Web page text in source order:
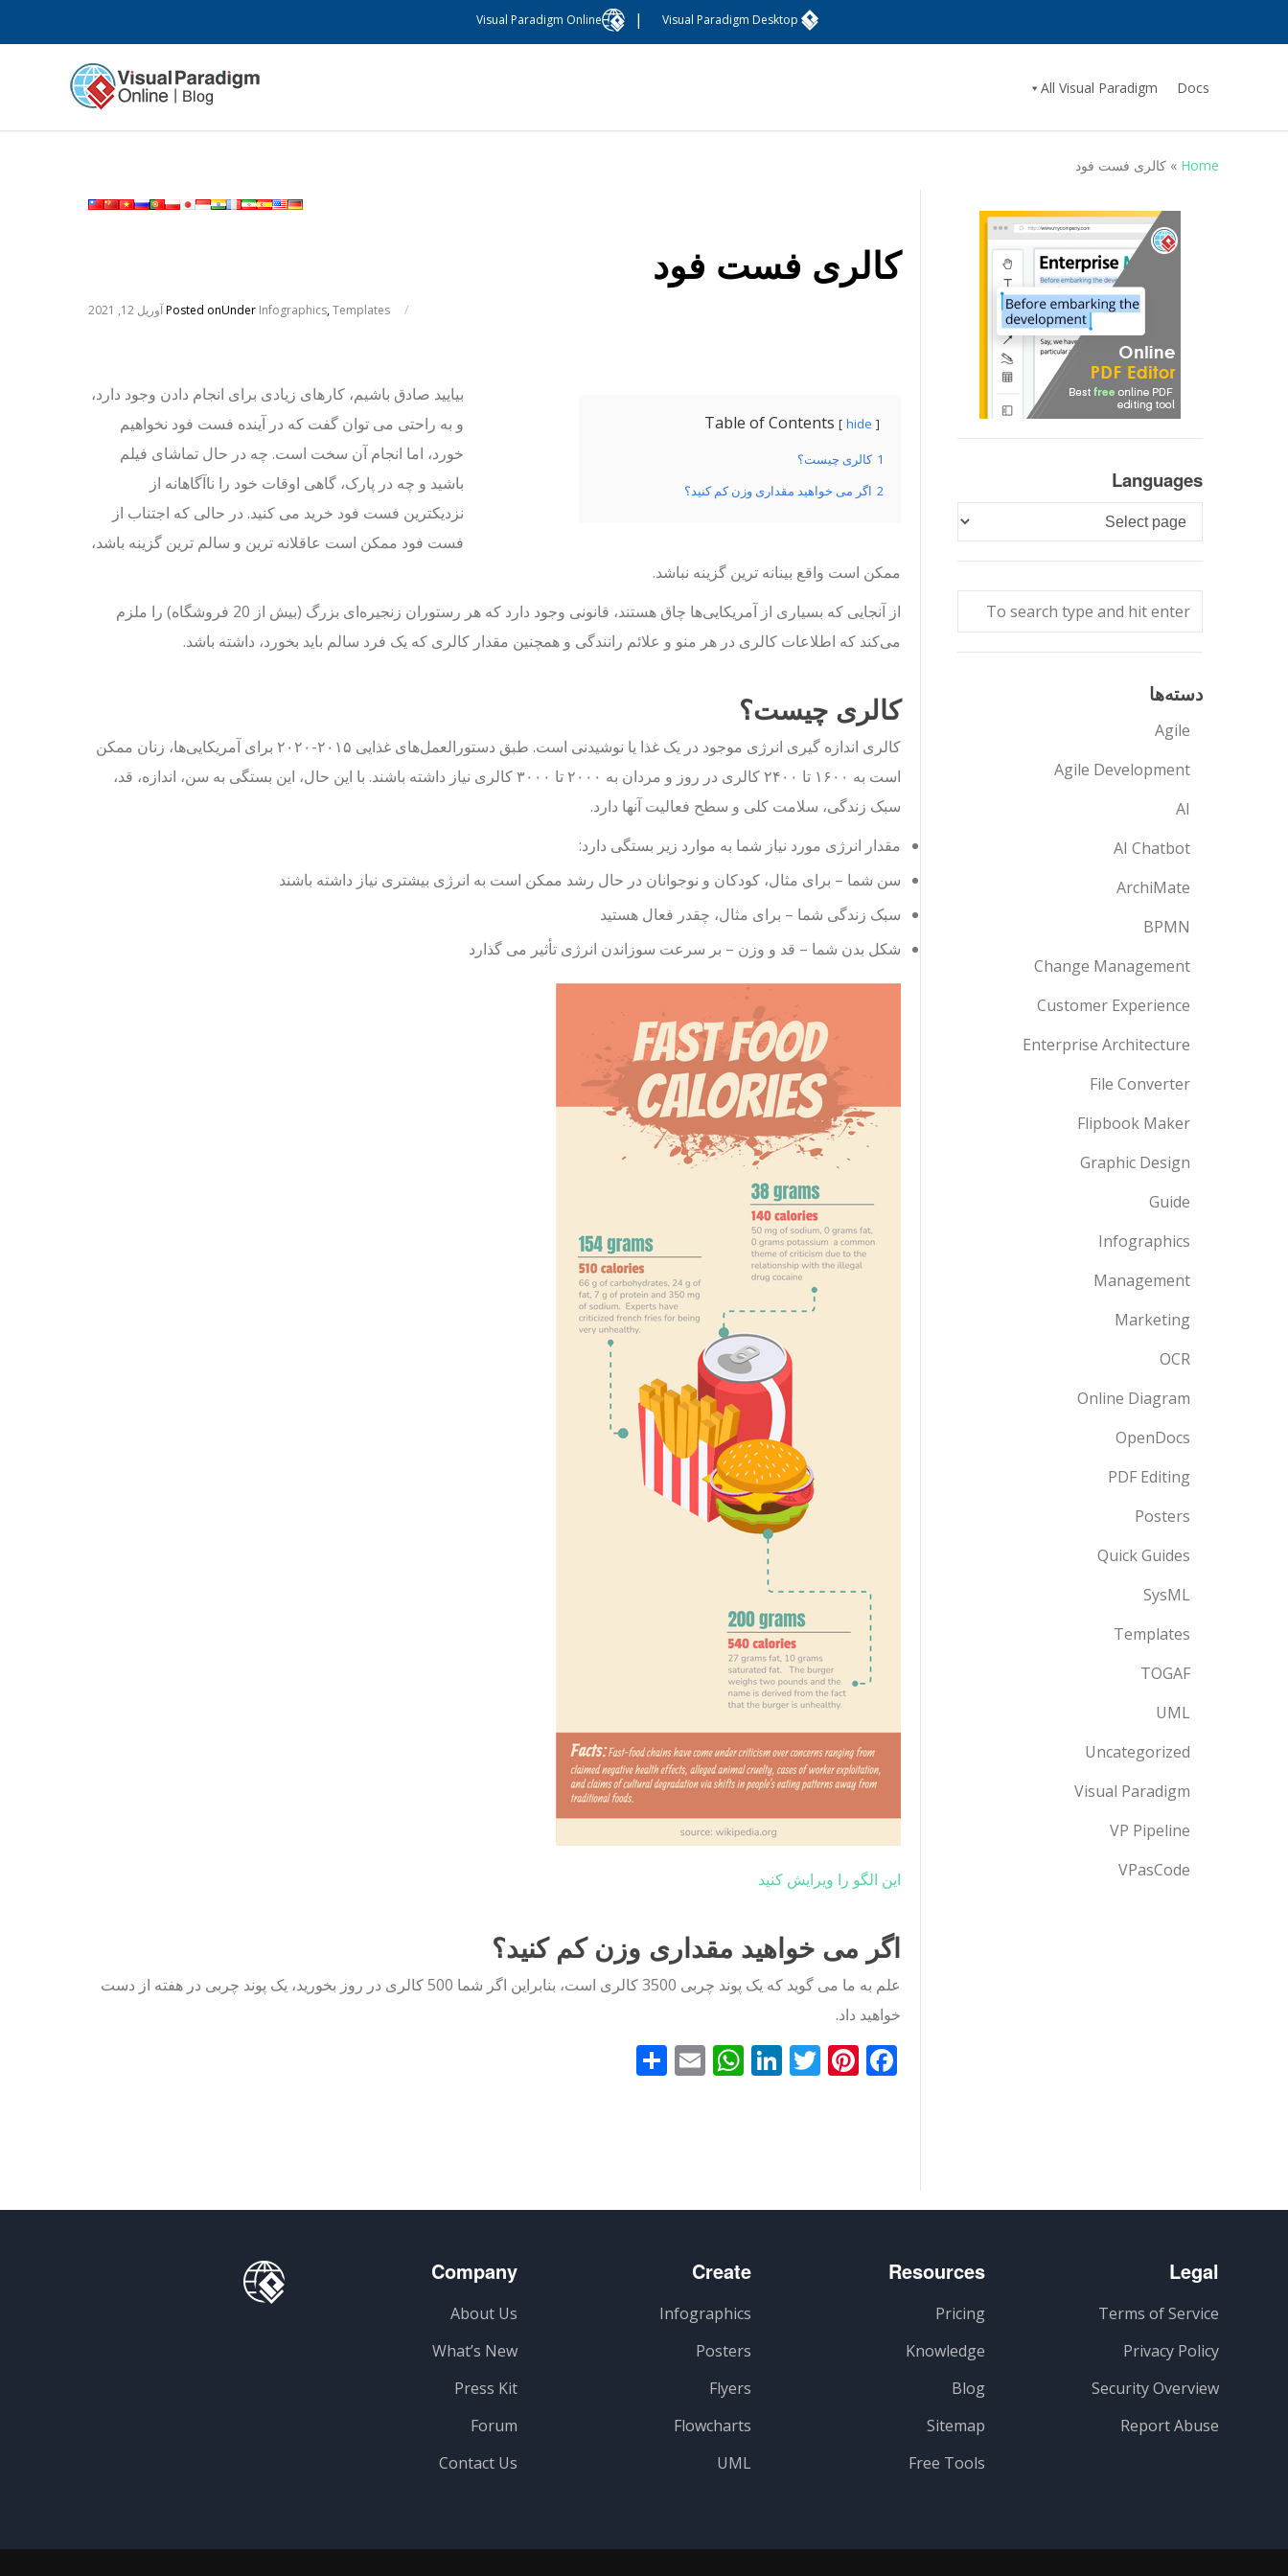
Visual Paradigm Desktop
|
Visual Paradigm Online
Docs
All Visual Paradigm
Home
» کالری فست فود
کالری فست فود
Posted onآوریل 12, 2021 /
Under Infographics,Templates
Table of Contents hide
1 کالری چیست؟
2 اگر می خواهید مقداری وزن کم کنید؟
بیایید صادق باشیم، کارهای زیادی برای انجام دادن وجود دارد،
و به راحتی می توان گفت که در آینده فست فود نخواهیم
خورد، اما انجام آن سخت است. چه در حال تماشای فیلم
باشید و چه در پارک، گاهی اوقات خود را ناآگاهانه از
نزدیکترین فست فود خرید می کنید. در حالی که اجتناب از
فست فود ممکن است عاقلانه ترین و سالم ترین گزینه باشد،
ممکن است واقع بینانه ترین گزینه نباشد.
از آنجایی که بسیاری از آمریکایی‌ها چاق هستند، قانونی وجود دارد که هر رستوران زنجیره‌ای بزرگ (بیش از 20 فروشگاه) را ملزم
می‌کند که اطلاعات کالری در هر منو و علائم رانندگی و همچنین مقدار کالری که یک فرد سالم باید بخورد، داشته باشد.
کالری چیست؟
کالری اندازه گیری انرژی موجود در یک غذا یا نوشیدنی است. طبق دستورالعمل‌های غذایی ۲۰۱۵-۲۰۲۰ برای آمریکایی‌ها، زنان ممکن
است به ۱۶۰۰ تا ۲۴۰۰ کالری در روز و مردان به ۲۰۰۰ تا ۳۰۰۰ کالری نیاز داشته باشند. با این حال، این بستگی به سن، اندازه، قد،
سبک زندگی، سلامت کلی و سطح فعالیت آنها دارد.
مقدار انرژی مورد نیاز شما به موارد زیر بستگی دارد:
سن شما – برای مثال، کودکان و نوجوانان در حال رشد ممکن است به انرژی بیشتری نیاز داشته باشند
سبک زندگی شما – برای مثال، چقدر فعال هستید
شکل بدن شما – قد و وزن – بر سرعت سوزاندن انرژی تأثیر می گذارد
این الگو را ویرایش کنید
اگر می خواهید مقداری وزن کم کنید؟
علم به ما می گوید که یک پوند چربی 3500 کالری است، بنابراین اگر شما 500 کالری در روز بخورید، یک پوند چربی در هفته از دست
خواهید داد.
Facebook
Pinterest
Twitter
LinkedIn
WhatsApp
Email
Languages
Languages
دسته‌ها
Agile
Agile Development
AI
AI Chatbot
ArchiMate
BPMN
Change Management
Customer Experience
Enterprise Architecture
File Converter
Flipbook Maker
Graphic Design
Guide
Infographics
Management
Marketing
OCR
Online Diagram
OpenDocs
PDF Editing
Posters
Quick Guides
SysML
Templates
TOGAF
UML
Uncategorized
Visual Paradigm
VP Pipeline
VPasCode
Company
About Us
What’s New
Press Kit
Forum
Contact Us
Create
Infographics
Posters
Flyers
Flowcharts
UML
Resources
Pricing
Knowledge
Blog
Sitemap
Free Tools
Legal
Terms of Service
Privacy Policy
Security Overview
Report Abuse